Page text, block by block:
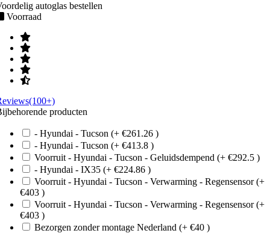
autoglas bestellen
Voorraad
producten
- Hyundai - Tucson (+ €261.26 )
- Hyundai - Tucson (+ €413.8 )
Voorruit - Hyundai - Tucson - Geluidsdempend (+ €292.5 )
- Hyundai - IX35 (+ €224.86 )
Voorruit - Hyundai - Tucson - Verwarming - Regensensor (+
€403 )
Voorruit - Hyundai - Tucson - Verwarming - Regensensor (+
€403 )
Bezorgen zonder montage Nederland (+ €40 )